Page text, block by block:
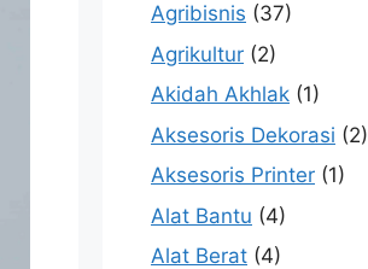
Agribisnis (37)
Agrikultur (2)
Akidah Akhlak (1)
Aksesoris Dekorasi (2)
Aksesoris Printer (1)
Alat Bantu (4)
Alat Berat (4)